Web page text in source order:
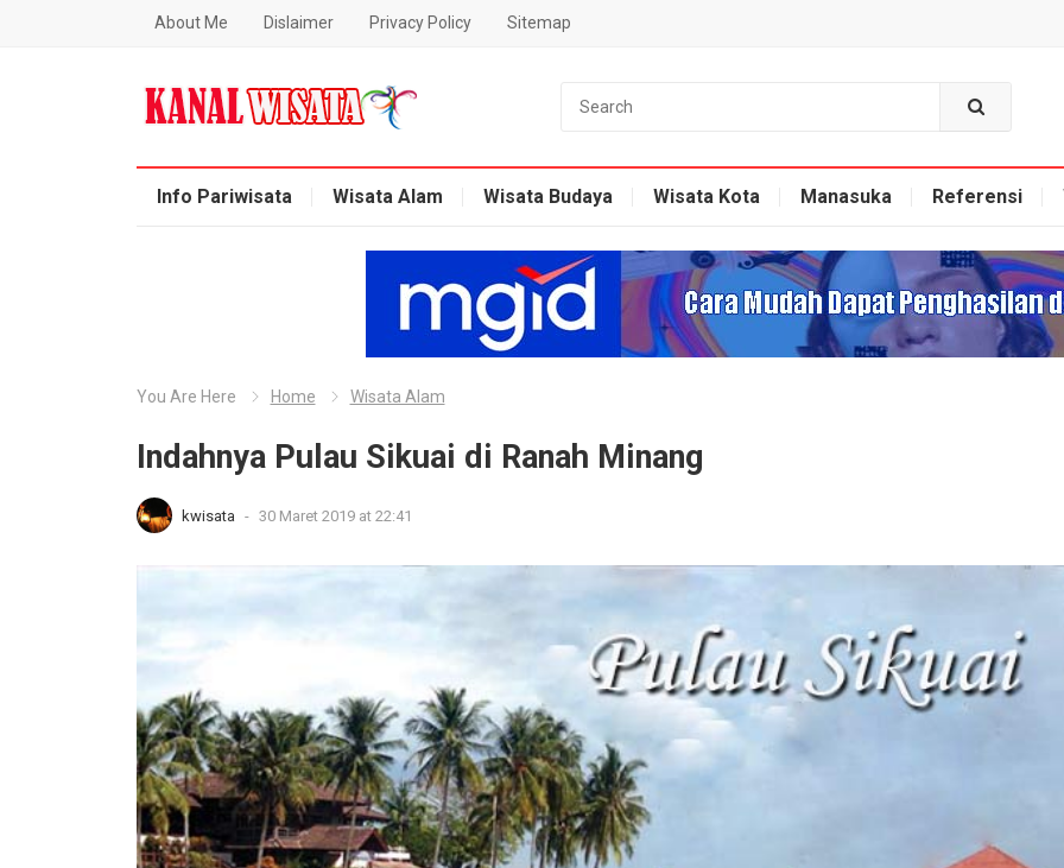
About Me Dislaimer Privacy Policy Sitemap
Blog Kanal Wisata
Info Pariwisata
Wisata Alam Wisata Budaya Wisata Kota Manasuka Referensi
You Are Here Home Wisata Alam
Indahnya Pulau Sikuai di Ranah Minang
kwisata - 30 Maret 2019 at 22:41